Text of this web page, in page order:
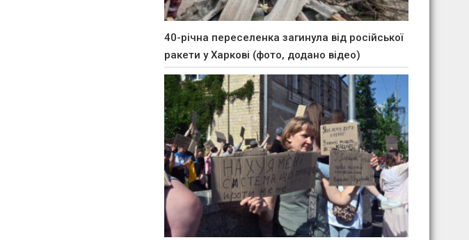
40-річна переселенка загинула від російської
ракети у Харкові (фото, додано відео)